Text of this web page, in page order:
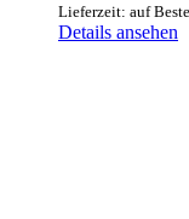
Lieferzeit: auf
Details ansehen